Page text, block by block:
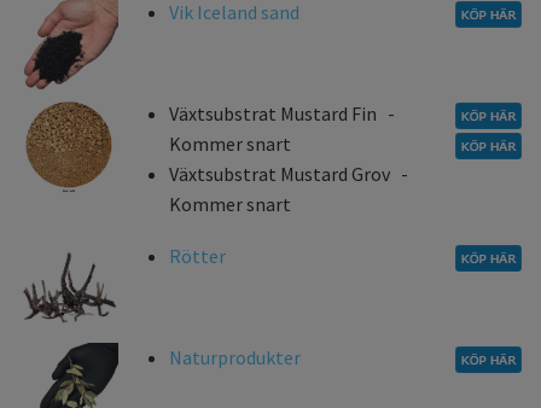
Vik Iceland sand
Växtsubstrat Mustard Fin -
Kommer snart
Växtsubstrat Mustard Grov -
Kommer snart
Rötter
Naturprodukter